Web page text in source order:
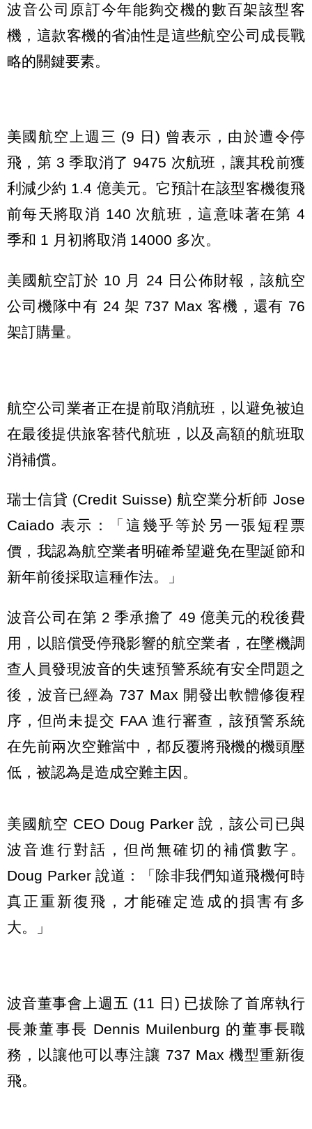
波音公司原訂今年能夠交機的數百架該型客
機，這款客機的省油性是這些航空公司成長戰
略的關鍵要素。
美國航空上週三 (9 日) 曾表示，由於遭令停
飛，第 3 季取消了 9475 次航班，讓其稅前獲
利減少約 1.4 億美元。它預計在該型客機復飛
前每天將取消 140 次航班，這意味著在第 4
季和 1 月初將取消 14000 多次。
美國航空訂於 10 月 24 日公佈財報，該航空
公司機隊中有 24 架 737 Max 客機，還有 76
架訂購量。
航空公司業者正在提前取消航班，以避免被迫
在最後提供旅客替代航班，以及高額的航班取
消補償。
瑞士信貸 (Credit Suisse) 航空業分析師 Jose
Caiado 表示：「這幾乎等於另一張短程票
價，我認為航空業者明確希望避免在聖誕節和
新年前後採取這種作法。」
波音公司在第 2 季承擔了 49 億美元的稅後費
用，以賠償受停飛影響的航空業者，在墜機調
查人員發現波音的失速預警系統有安全問題之
後，波音已經為 737 Max 開發出軟體修復程
序，但尚未提交 FAA 進行審查，該預警系統
在先前兩次空難當中，都反覆將飛機的機頭壓
低，被認為是造成空難主因。
美國航空 CEO Doug Parker 說，該公司已與
波音進行對話，但尚無確切的補償數字。
Doug Parker 說道：「除非我們知道飛機何時
真正重新復飛，才能確定造成的損害有多
大。」
波音董事會上週五 (11 日) 已拔除了首席執行
長兼董事長 Dennis Muilenburg 的董事長職
務，以讓他可以專注讓 737 Max 機型重新復
飛。